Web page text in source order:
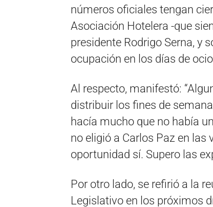
números oficiales tengan
Asociación Hotelera -que
presidente Rodrigo Serna, y
ocupación en los días de
Al respecto, manifestó:
distribuir los fines de
hacía mucho que no había
no eligió a Carlos Paz en las
oportunidad sí. Supero las
Por otro lado, se refirió a la
Legislativo en los próximos